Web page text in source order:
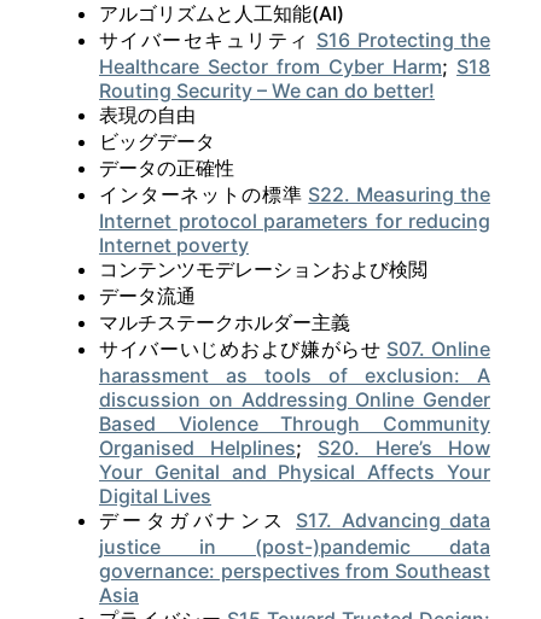
アルゴリズムと人工知能(AI)
サイバーセキュリティ S16 Protecting the
Healthcare Sector from Cyber Harm; S18
Routing Security – We can do better!
表現の自由
ビッグデータ
データの正確性
インターネットの標準 S22. Measuring the
Internet protocol parameters for reducing
Internet poverty
コンテンツモデレーションおよび検閲
データ流通
マルチステークホルダー主義
サイバーいじめおよび嫌がらせ S07. Online
harassment as tools of exclusion: A
discussion on Addressing Online Gender
Based Violence Through Community
Organised Helplines; S20. Here’s How
Your Genital and Physical Affects Your
Digital Lives
データガバナンス S17. Advancing data
justice in (post-)pandemic data
governance: perspectives from Southeast
Asia